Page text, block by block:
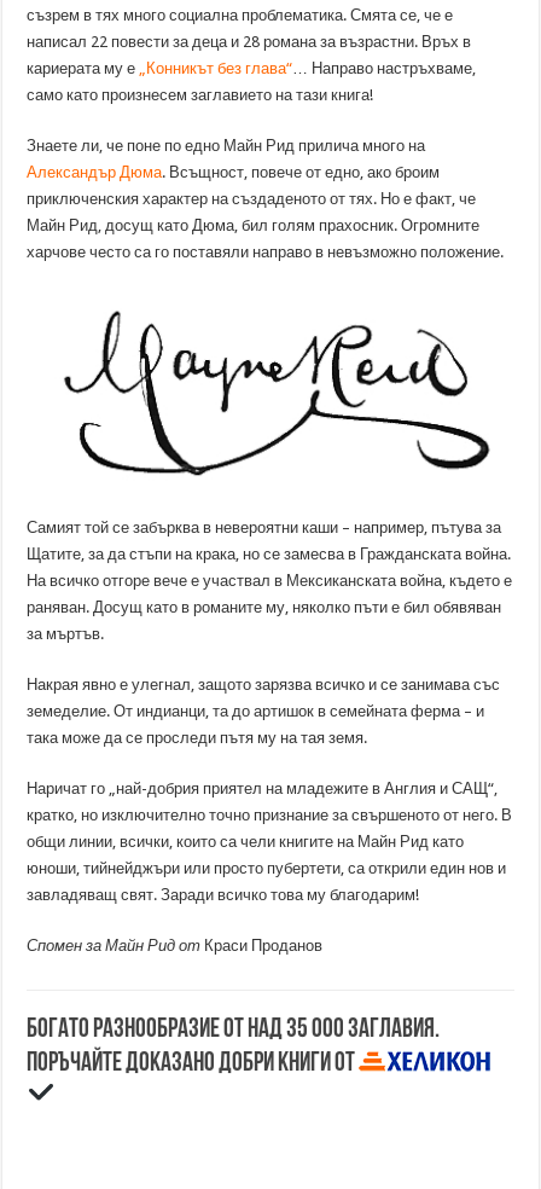
съзрем в тях много социална проблематика. Смята се, че е
написал 22 повести за деца и 28 романа за възрастни. Връх в
кариерата му е „Конникът без глава“… Направо настръхваме,
само като произнесем заглавието на тази книга!
Знаете ли, че поне по едно Майн Рид прилича много на
Александър Дюма. Всъщност, повече от едно, ако броим
приключенския характер на създаденото от тях. Но е факт, че
Майн Рид, досущ като Дюма, бил голям прахосник. Огромните
харчове често са го поставяли направо в невъзможно положение.
Самият той се забърква в невероятни каши – например, пътува за
Щатите, за да стъпи на крака, но се замесва в Гражданската война.
На всичко отгоре вече е участвал в Мексиканската война, където е
раняван. Досущ като в романите му, няколко пъти е бил обявяван
за мъртъв.
Накрая явно е улегнал, защото зарязва всичко и се занимава със
земеделие. От индианци, та до артишок в семейната ферма – и
така може да се проследи пътя му на тая земя.
Наричат го „най-добрия приятел на младежите в Англия и САЩ“,
кратко, но изключително точно признание за свършеното от него. В
общи линии, всички, които са чели книгите на Майн Рид като
юноши, тийнейджъри или просто пубертети, са открили един нов и
завладяващ свят. Заради всичко това му благодарим!
Спомен за Майн Рид от Краси Проданов
Богато разнообразие от над 35 000 заглавия.
Поръчайте доказано добри книги от